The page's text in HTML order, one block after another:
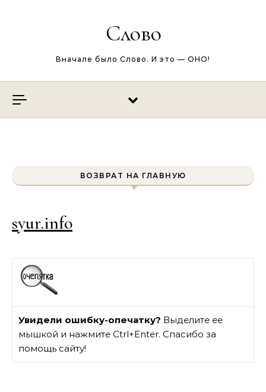
Слово
Вначале было Слово. И это — ОНО!
ВОЗВРАТ НА ГЛАВНУЮ
syur.info
Увидели ошибку-опечатку? Выделите ее
мышкой и нажмите Ctrl+Enter. Спасибо за
помощь сайту!